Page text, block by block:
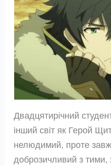
Двадцятирічний
інший світ як Герой
нелюдимий, проте
доброзичливий з тими,